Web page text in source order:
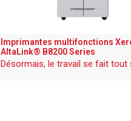
Imprimantes multifonctions
AltaLink® B8200 Series
Désormais, le travail se fait tout